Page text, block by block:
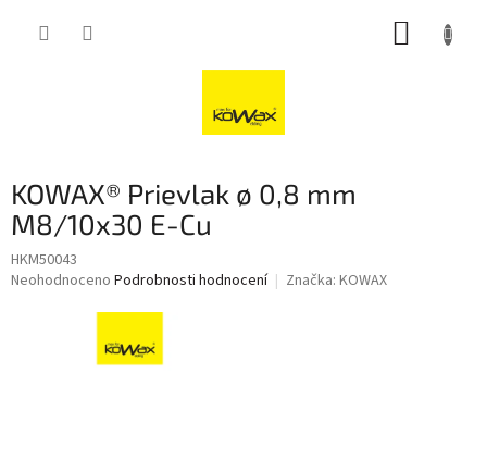
KOWAX® Prievlak ø 0,8 mm
M8/10x30 E-Cu
HKM50043
Průměrné
Neohodnoceno Podrobnosti hodnocení Značka: KOWAX